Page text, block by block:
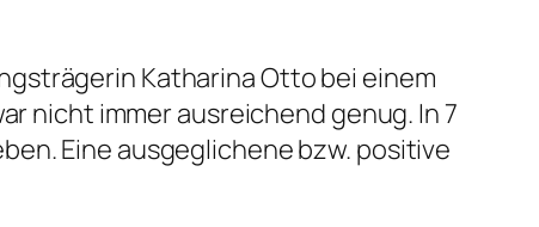
Katharina Otto bei einem
nicht immer ausreichend genug. In 7
Eine ausgeglichene bzw. positive